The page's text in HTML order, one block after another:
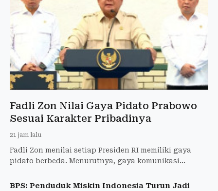
Fadli Zon Nilai Gaya Pidato Prabowo
Sesuai Karakter Pribadinya
21 jam lalu
Fadli Zon menilai setiap Presiden RI memiliki gaya
pidato berbeda. Menurutnya, gaya komunikasi
BPS: Penduduk Miskin Indonesia Turun Jadi